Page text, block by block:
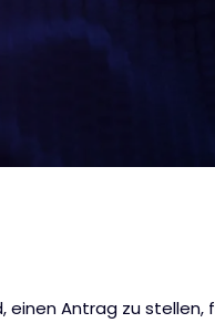
einen Antrag zu stellen,